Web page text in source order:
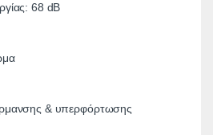
68 dB
& υπερφόρτωσης